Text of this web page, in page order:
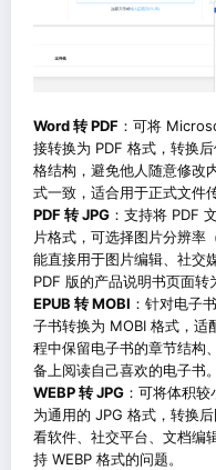
Word 转 PDF ：可将
接转换为 PDF 格式，转换
格结构，避免他人随意修改
式一致，适合用于正式文件
PDF 转 JPG ：支持将 PDF
片格式，可选择图片分辨
能直接用于图片编辑、社交
PDF 版的产品说明书页面转
EPUB 转 MOBI ：针对电子
子书转换为 MOBI 格式，适
程中保留电子书的章节结构
备上阅读自己喜欢的电子书。
WEBP 转 JPG ：可将体积
为通用的 JPG 格式，转换
看软件、社交平台、文档编
持 WEBP 格式的问题。